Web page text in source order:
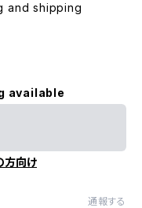
and shipping
available
方向け
通報する